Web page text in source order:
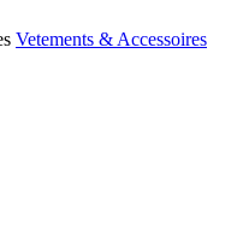
Vetements & Accessoires